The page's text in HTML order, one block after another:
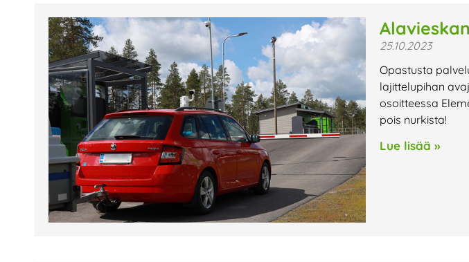
Ajankohtaista
Tältä sivulta löydät Vestian ajankohtaiset uutiset,
mahdolliset poikkeukset aukioloajoissa ja lähiaikojen
tapahtumat.
25.10.2023
Opastusta
lajittelupihan
osoitteessa
pois nurkista!
Lue lisää »
PagePagePagePagePage